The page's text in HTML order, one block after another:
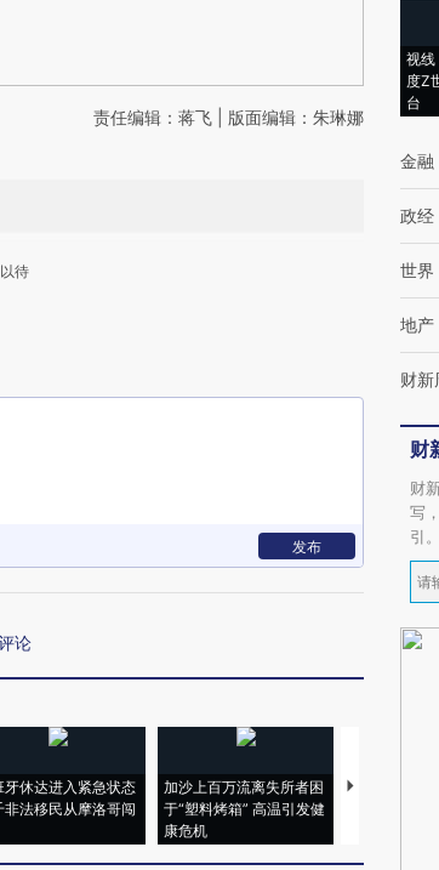
责任编辑：蒋飞 | 版面编辑：朱琳娜
待
发布
论
牙休达进入紧急状态
非法移民从摩洛哥闯
加沙上百万流离失所者困
于“塑料烤箱” 高温引发健
康危机
马航飞行员跨
视线
度Z
台
金融
政经
世界
地产
财新
财
财
写
引。